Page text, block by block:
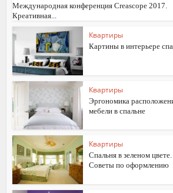
Международная конференция Creascope 2017.
Креативная...
Квартиры
Картины в интерьере
Квартиры
Эргономика
мебели в спальне
Квартиры
Спальня в зеленом цвете.
Советы по оформлению